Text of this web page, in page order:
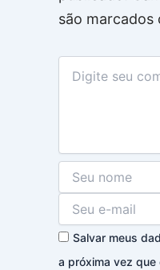
são marcados
Salvar meus
a próxima vez que